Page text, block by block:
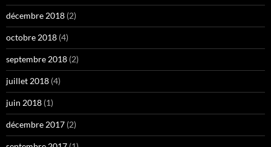
décembre 2018 (2)
octobre 2018 (4)
septembre 2018 (2)
juillet 2018 (4)
juin 2018 (1)
décembre 2017 (2)